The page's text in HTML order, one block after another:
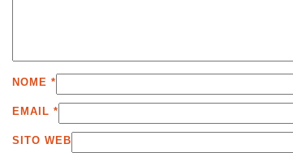
NOME *
EMAIL *
SITO WEB